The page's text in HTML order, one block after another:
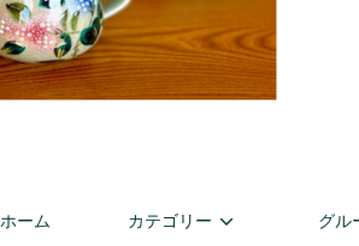
ホーム カテゴリー グル